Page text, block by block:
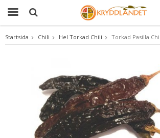
Produkten har blivit tillagd i
Startsida Chili Hel Torkad Chili Torkad Pasilla